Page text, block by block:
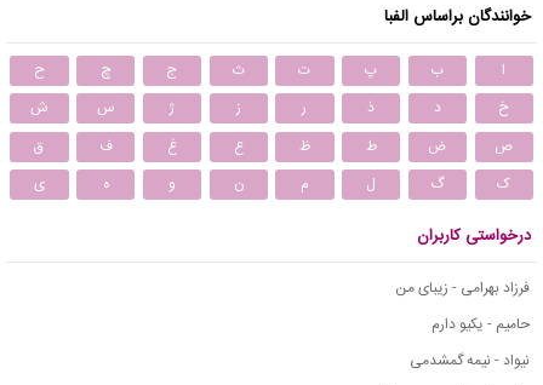
خوانندگان براساس الفبا
ا ب پ ت ث ج چ
ح
خ
د ذ ر ز ژ س
ش
ص
ض ط ظ ع غ ف
ق
ک
گ ل م ن و ه ی
درخواستی کاربران
فرزاد بهرامی - زیبای من
حامیم - یکیو دارم
نیواد - نیمه گمشدمی